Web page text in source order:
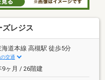
ズレジス
海道本線 高槻駅 徒歩5分
交通
9ヶ月 / 26階建